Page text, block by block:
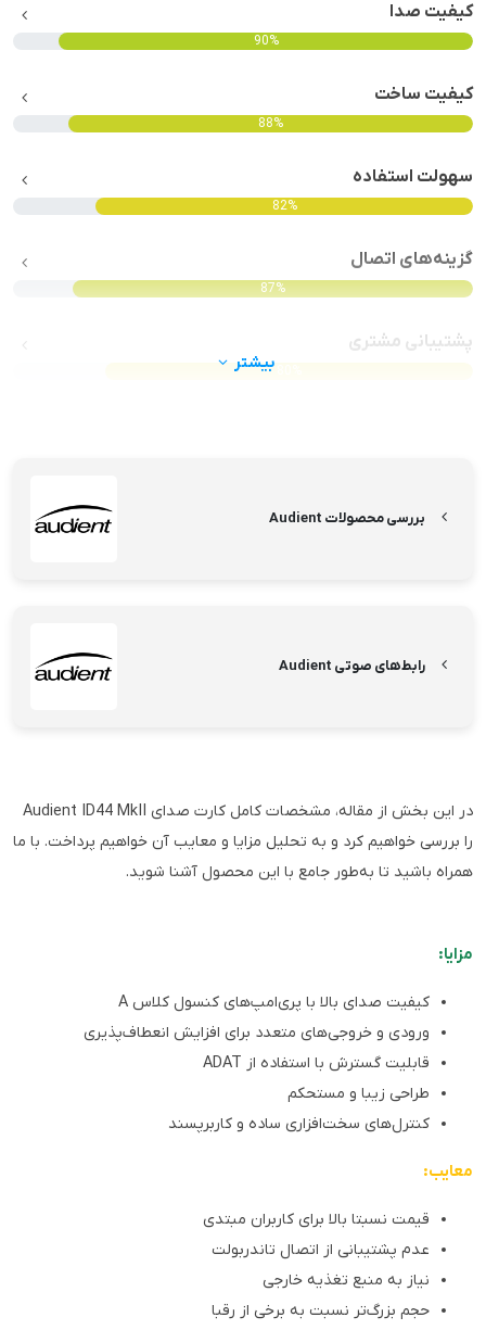
کیفیت صدا
90%
کیفیت ساخت
88%
سهولت استفاده
82%
گزینه‌های اتصال
87%
پشتیبانی مشتری
بیشتر
بررسی محصولات Audient
رابط‌های صوتی Audient
در این بخش از مقاله، مشخصات کامل کارت صدای Audient ID44 MkII
را بررسی خواهیم کرد و به تحلیل مزایا و معایب آن خواهیم پرداخت. با ما
همراه باشید تا به‌طور جامع با این محصول آشنا شوید.
مزایا:
کیفیت صدای بالا با پری‌امپ‌های کنسول کلاس A
ورودی و خروجی‌های متعدد برای افزایش انعطاف‌پذیری
قابلیت گسترش با استفاده از ADAT
طراحی زیبا و مستحکم
کنترل‌های سخت‌افزاری ساده و کاربرپسند
معایب:
قیمت نسبتا بالا برای کاربران مبتدی
عدم پشتیبانی از اتصال تاندربولت
نیاز به منبع تغذیه خارجی
حجم بزرگ‌تر نسبت به برخی از رقبا